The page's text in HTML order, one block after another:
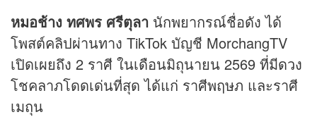
หมอช้าง ทศพร ศรีตุลา นักพยากรณ์ชื่อดัง ได้
โพสต์คลิปผ่านทาง TikTok บัญชี MorchangTV
เปิดเผยถึง 2 ราศี ในเดือนมิถุนายน 2569 ที่มีดวง
โชคลาภโดดเด่นที่สุด ได้แก่ ราศีพฤษภ และราศี
เมถุน